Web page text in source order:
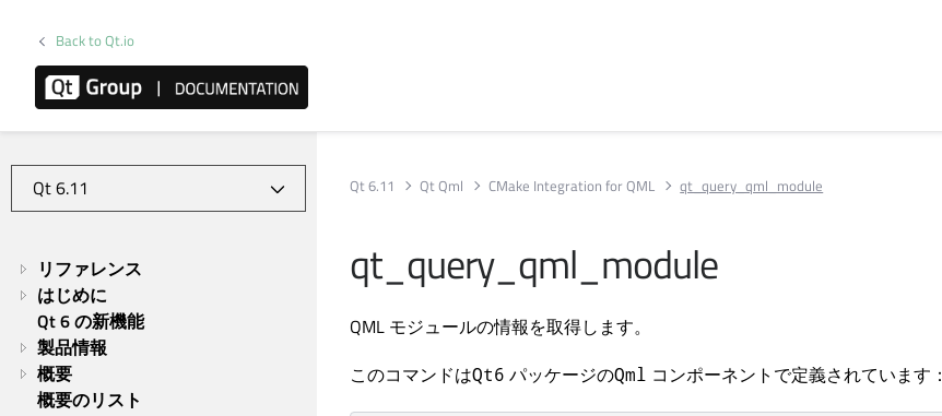
Back to Qt.io
リファレンス
はじめに
Qt 6 の新機能
製品情報
概要
概要のリスト
Qt 6.11 Qt Qml CMake Integration for QML qt_query_qml_module
qt_query_qml_module
QML モジュールの情報を取得します。
このコマンドはQt6 パッケージのQml コンポーネントで定義されています：